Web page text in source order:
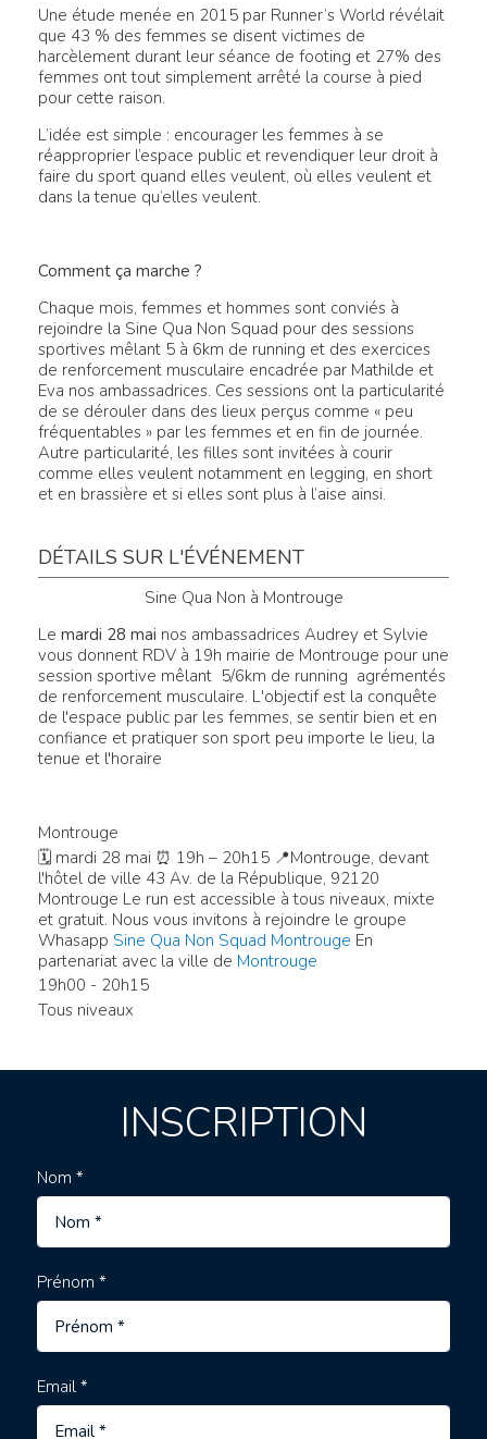
Une étude menée en 2015 par Runner’s World révélait
que 43 % des femmes se disent victimes de
harcèlement durant leur séance de footing et 27% des
femmes ont tout simplement arrêté la course à pied
pour cette raison.
L’idée est simple : encourager les femmes à se
réapproprier l’espace public et revendiquer leur droit à
faire du sport quand elles veulent, où elles veulent et
dans la tenue qu’elles veulent.
Comment ça marche ?
Chaque mois, femmes et hommes sont conviés à
rejoindre la Sine Qua Non Squad pour des sessions
sportives mêlant 5 à 6km de running et des exercices
de renforcement musculaire encadrée par Mathilde et
Eva nos ambassadrices. Ces sessions ont la particularité
de se dérouler dans des lieux perçus comme « peu
fréquentables » par les femmes et en fin de journée.
Autre particularité, les filles sont invitées à courir
comme elles veulent notamment en legging, en short
et en brassière et si elles sont plus à l’aise ainsi.
DÉTAILS SUR L'ÉVÉNEMENT
Sine Qua Non à Montrouge
Le mardi 28 mai nos ambassadrices Audrey et Sylvie
vous donnent RDV à 19h mairie de Montrouge pour une
session sportive mêlant 5/6km de running agrémentés
de renforcement musculaire. L'objectif est la conquête
de l'espace public par les femmes, se sentir bien et en
confiance et pratiquer son sport peu importe le lieu, la
tenue et l'horaire
Montrouge
🗓 mardi 28 mai ⏰ 19h – 20h15 📍Montrouge, devant
l'hôtel de ville 43 Av. de la République, 92120
Montrouge Le run est accessible à tous niveaux, mixte
et gratuit. Nous vous invitons à rejoindre le groupe
Whasapp Sine Qua Non Squad Montrouge En
partenariat avec la ville de Montrouge
19h00 - 20h15
Tous niveaux
INSCRIPTION
Nom *
Prénom *
Email *